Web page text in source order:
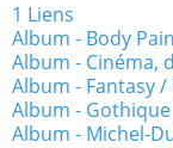
1 Liens
Album - Body
Album - Cinéma,
Album - Fantasy
Album - Gothique
Album - Michel-